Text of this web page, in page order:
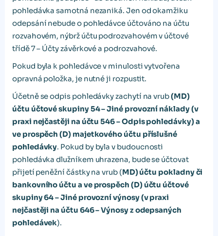
pohledávka samotná nezaniká. Jen od okamžiku
odepsání nebude o pohledávce účtováno na účtu
rozvahovém, nýbrž účtu podrozvahovém v účtové
třídě 7 – Účty závěrkové a podrozvahové.
Pokud byla k pohledávce v minulosti vytvořena
opravná položka, je nutné ji rozpustit.
Účetně se odpis pohledávky zachytí na vrub(MD)
účtu účtové skupiny 54 – Jiné provozní náklady (v
praxi nejčastěji na účtu 546 – Odpis pohledávky) a
ve prospěch (D) majetkového účtu příslušné
pohledávky. Pokud by byla v budoucnosti
pohledávka dlužníkem uhrazena, bude se účtovat
přijetí peněžní částky na vrub (MD) účtu pokladny či
bankovního účtu a ve prospěch (D) účtu účtové
skupiny 64 – Jiné provozní výnosy (v praxi
nejčastěji na účtu 646 – Výnosy z odepsaných
pohledávek).